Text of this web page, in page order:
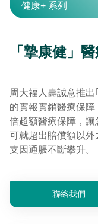
健康+ 系列
「摯康健」
周大福人壽誠意推
的實報實銷醫療保
倍超額醫療保障，
可就超出賠償額以
支因通脹不斷攀升。
聯絡我們